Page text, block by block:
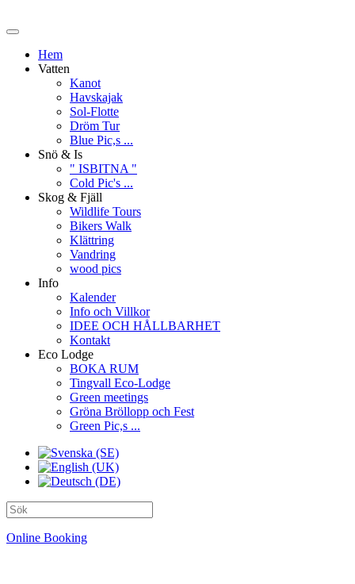
Hem
Vatten
Kanot
Havskajak
Sol-Flotte
Dröm Tur
Blue Pic,s ...
Snö & Is
" ISBITNA "
Cold Pic's ...
Skog & Fjäll
Wildlife Tours
Bikers Walk
Klättring
Vandring
wood pics
Info
Kalender
Info och Villkor
IDEE OCH HÅLLBARHET
Kontakt
Eco Lodge
BOKA RUM
Tingvall Eco-Lodge
Green meetings
Gröna Bröllopp och Fest
Green Pic,s ...
Online Booking